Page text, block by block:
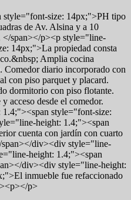
style="font-size: 14px;">PH tipo
de Av. Alsina y a 10
</span></p><p style="line-
14px;">La propiedad consta
Amplia cocina
Comedor diario incorporado con
con piso parquet y placard.
dormitorio con piso flotante.
acceso desde el comedor.
style="font-size:
height: 1.4;"><span
cuenta con jardín con cuarto
span></div><div style="line-
height: 1.4;"><span
div><div style="line-height:
inmueble fue refaccionado
p>